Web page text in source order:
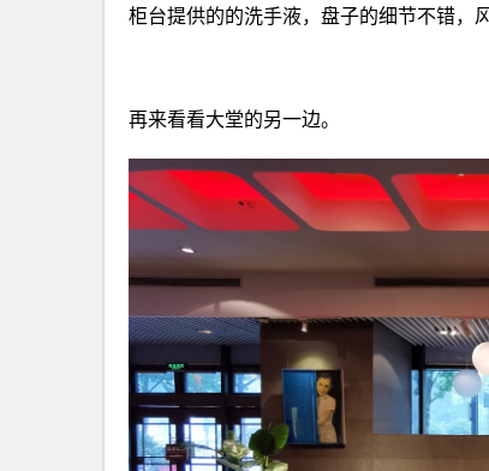
柜台提供的的洗手液，盘子的细节不错，
再来看看大堂的另一边。